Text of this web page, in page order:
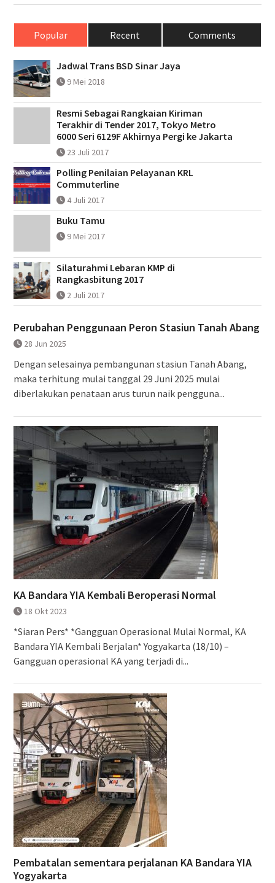
Popular Recent Comments
Jadwal Trans BSD Sinar Jaya
9 Mei 2018
Resmi Sebagai Rangkaian Kiriman
Terakhir di Tender 2017, Tokyo Metro
6000 Seri 6129F Akhirnya Pergi ke Jakarta
23 Juli 2017
Polling Penilaian Pelayanan KRL
Commuterline
4 Juli 2017
Buku Tamu
9 Mei 2017
Silaturahmi Lebaran KMP di
Rangkasbitung 2017
2 Juli 2017
Perubahan Penggunaan Peron Stasiun Tanah Abang
28 Jun 2025
Dengan selesainya pembangunan stasiun Tanah Abang,
maka terhitung mulai tanggal 29 Juni 2025 mulai
diberlakukan penataan arus turun naik pengguna...
KA Bandara YIA Kembali Beroperasi Normal
18 Okt 2023
*Siaran Pers* *Gangguan Operasional Mulai Normal, KA
Bandara YIA Kembali Berjalan* Yogyakarta (18/10) –
Gangguan operasional KA yang terjadi di...
Pembatalan sementara perjalanan KA Bandara YIA
Yogyakarta